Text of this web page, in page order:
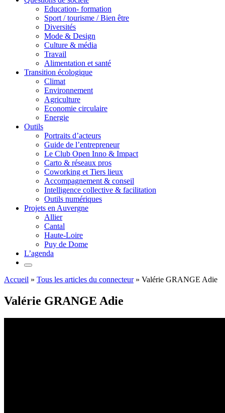
Education- formation
Sport / tourisme / Bien être
Diversités
Mode & Design
Culture & média
Travail
Alimentation et santé
Transition écologique
Climat
Environnement
Agriculture
Economie circulaire
Energie
Outils
Portraits d’acteurs
Guide de l’entrepreneur
Le Club Open Inno & Impact
Carto & réseaux pros
Coworking et Tiers lieux
Accompagnement & conseil
Intelligence collective & facilitation
Outils numériques
Projets en Auvergne
Allier
Cantal
Haute-Loire
Puy de Dome
L’agenda
Accueil » Tous les articles du connecteur» Valérie GRANGE Adie
Valérie GRANGE Adie